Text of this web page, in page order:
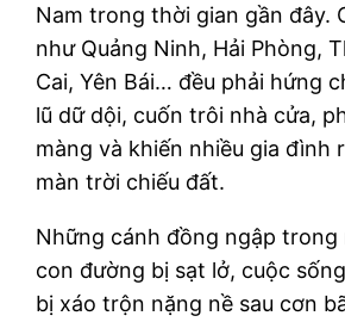
Nam trong thời gian gần đây.
như Quảng Ninh, Hải Phòng,
Cai, Yên Bái… đều phải hứng
lũ dữ dội, cuốn trôi nhà cửa,
màng và khiến nhiều gia đình
màn trời chiếu đất.
Những cánh đồng ngập trong
con đường bị sạt lở, cuộc
bị xáo trộn nặng nề sau cơn